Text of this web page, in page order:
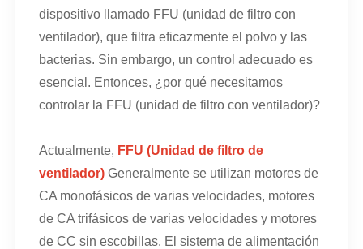
dispositivo llamado FFU (unidad de filtro con
ventilador), que filtra eficazmente el polvo y las
bacterias. Sin embargo, un control adecuado es
esencial. Entonces, ¿por qué necesitamos
controlar la FFU (unidad de filtro con ventilador)?
Actualmente, FFU (Unidad de filtro de
ventilador)Generalmente se utilizan motores de
CA monofásicos de varias velocidades, motores
de CA trifásicos de varias velocidades y motores
de CC sin escobillas. El sistema de alimentación